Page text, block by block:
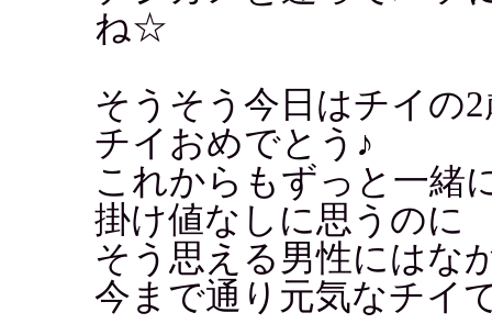
ね☆
そうそう今日はチイの
チイおめでとう♪
これからもずっと一緒
掛け値なしに思うのに
そう思える男性にはな
今まで通り元気なチイ